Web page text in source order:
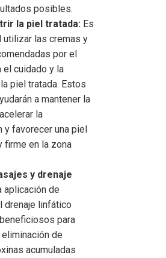
posibles.
la piel tratada: Es
utilizar las cremas y
por el
el cuidado y la
piel tratada. Estos
a mantener la
la
y favorecer una piel
firme en la zona
y drenaje
aplicación de
drenaje linfático
para
de
acumuladas